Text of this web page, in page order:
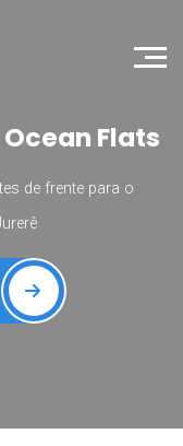
Flats
de frente para o